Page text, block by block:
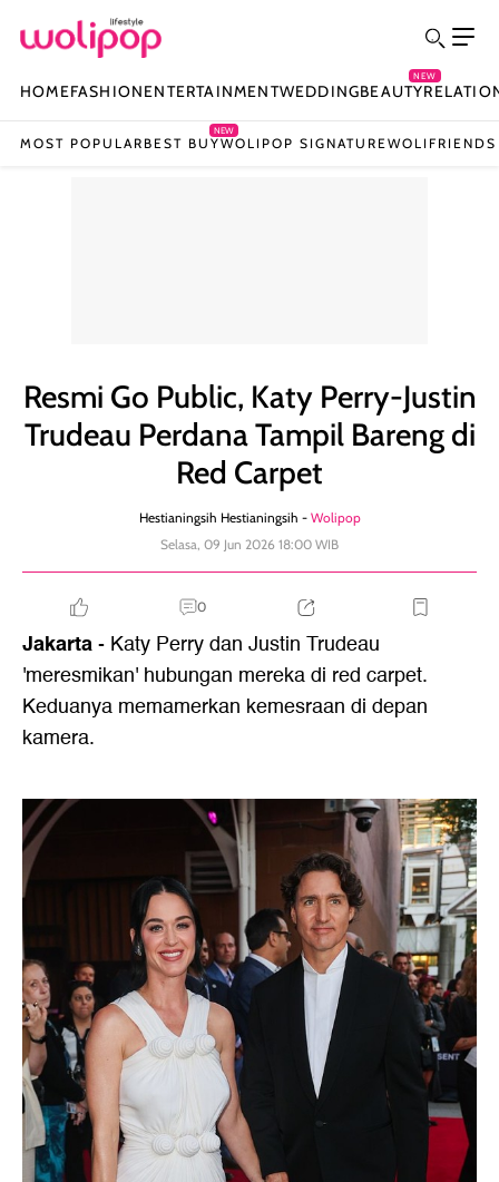
HOMEFASHIONENTERTAINMENTWEDDINGBEAUTY
NEW
MOST POPULAR BEST BUY
NEW
WOLIPOP SIGNATUREWOLIFRIENDS
Resmi Go Public, Katy Perry-Justin
Trudeau Perdana Tampil Bareng di
Red Carpet
Hestianingsih Hestianingsih - Wolipop
Selasa, 09 Jun 2026 18:00 WIB
0
Jakarta- Katy Perry dan Justin Trudeau
'meresmikan' hubungan mereka di red carpet.
Keduanya memamerkan kemesraan di depan
kamera.